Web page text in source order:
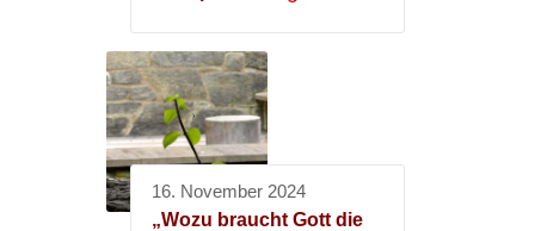
16. November 2024
„Wozu braucht Gott die